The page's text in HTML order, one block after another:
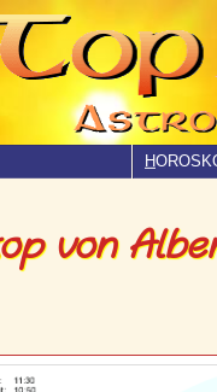
H
von